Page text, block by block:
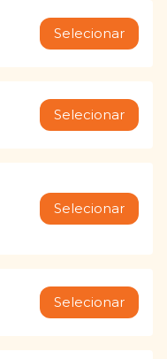
Selecionar
Selecionar
Selecionar
Selecionar